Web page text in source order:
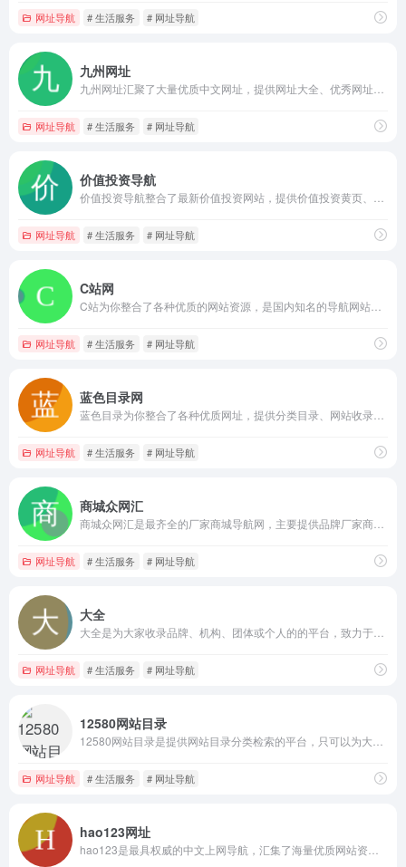
网址导航 # 生活服务 # 网址导航
九州网址
网址导航 # 生活服务 # 网址导航
价值投资导航
网址导航 # 生活服务 # 网址导航
C站网
网址导航 # 生活服务 # 网址导航
蓝色目录网
网址导航 # 生活服务 # 网址导航
商城众网汇
网址导航 # 生活服务 # 网址导航
大全
网址导航 # 生活服务 # 网址导航
12580网站目录
网址导航 # 生活服务 # 网址导航
hao123网址